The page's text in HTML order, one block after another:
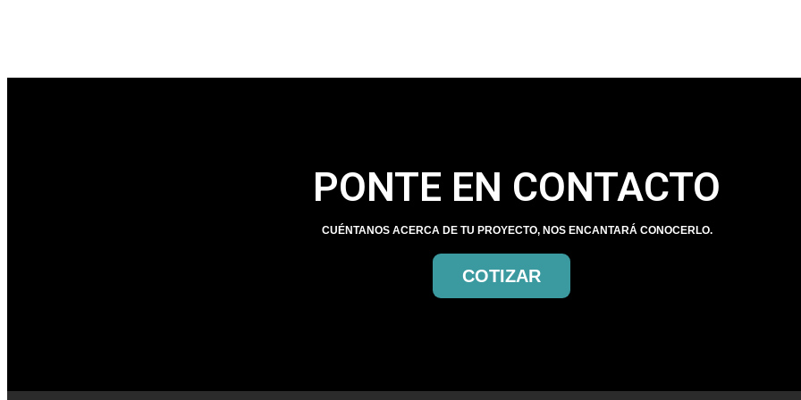
PONTE EN CONTACTO
CUÉNTANOS ACERCA DE TU PROYECTO, NOS ENCANTARÁ CONOCERLO.
COTIZAR